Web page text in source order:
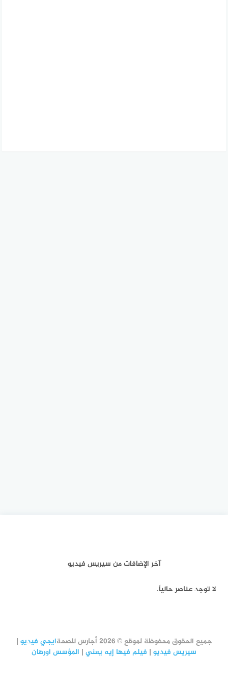
آخر الإضافات من سيريس فيديو
لا توجد عناصر حالياً.
جميع الحقوق محفوظة لموقع © 2026 أجارس للصحة ايجي فيديو |
سيريس فيديو | فيلم فيها إيه يعني | المؤسس اورهان